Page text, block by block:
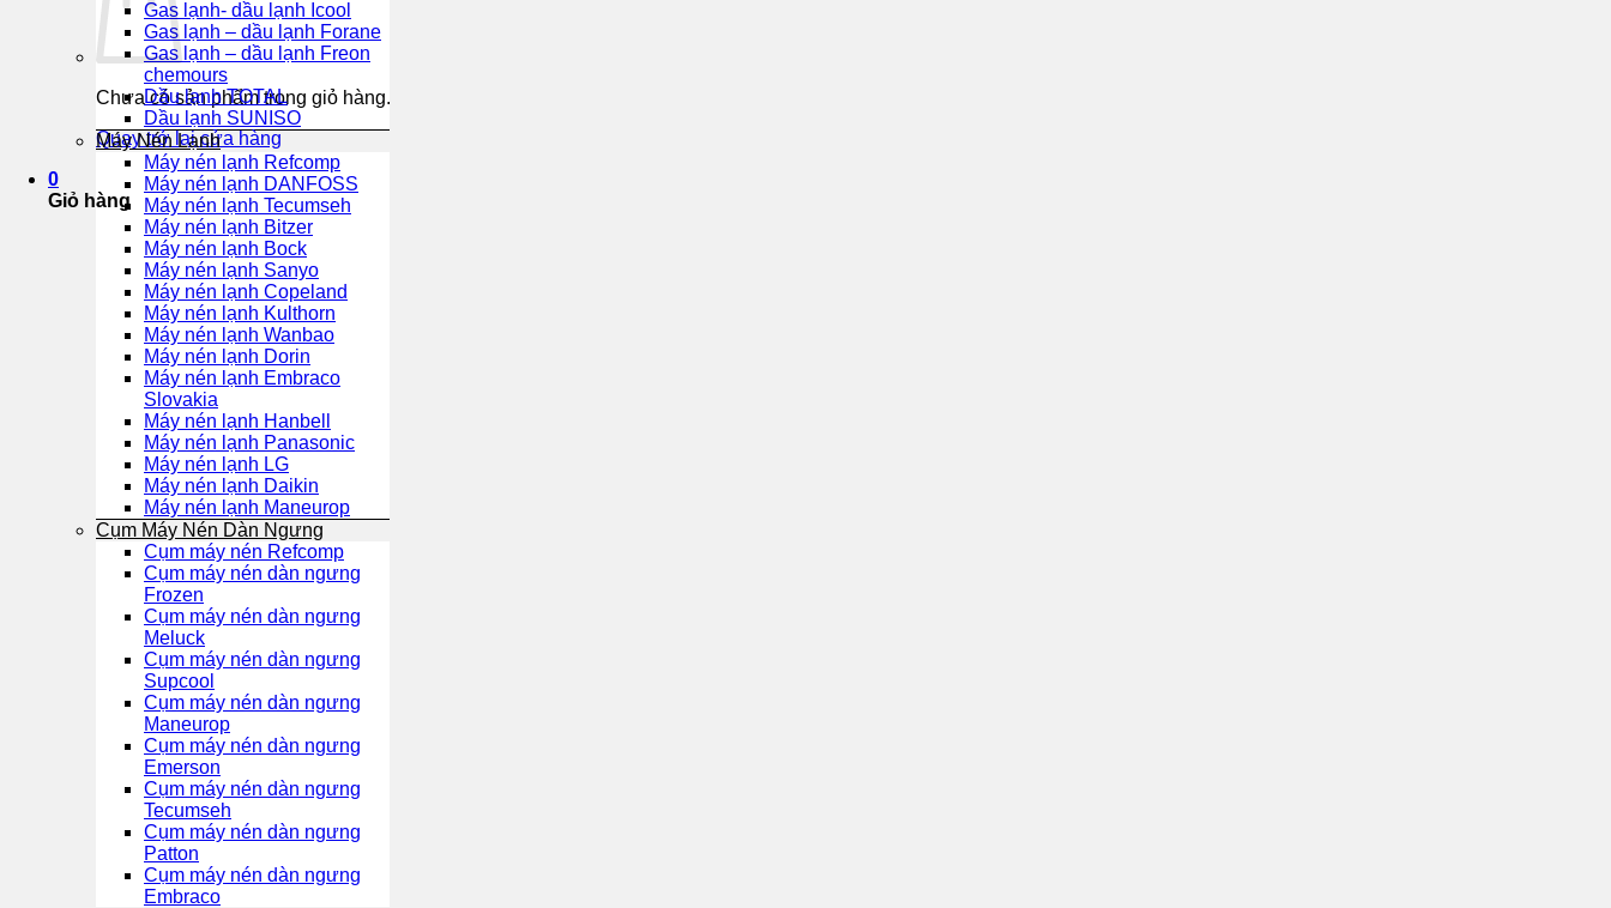
Chưa có sản phẩm trong giỏ hàng.
Quay trở lại cửa hàng
0
Giỏ hàng
Gas lạnh- dầu lạnh Icool
Gas lạnh – dầu lạnh Forane
Gas lạnh – dầu lạnh Freon
chemours
Dầu lạnh TOTAL
Dầu lạnh SUNISO
Máy Nén Lạnh
Máy nén lạnh Refcomp
Máy nén lạnh DANFOSS
Máy nén lạnh Tecumseh
Máy nén lạnh Bitzer
Máy nén lạnh Bock
Máy nén lạnh Sanyo
Máy nén lạnh Copeland
Máy nén lạnh Kulthorn
Máy nén lạnh Wanbao
Máy nén lạnh Dorin
Máy nén lạnh Embraco
Slovakia
Máy nén lạnh Hanbell
Máy nén lạnh Panasonic
Máy nén lạnh LG
Máy nén lạnh Daikin
Máy nén lạnh Maneurop
Cụm Máy Nén Dàn Ngưng
Cụm máy nén Refcomp
Cụm máy nén dàn ngưng
Frozen
Cụm máy nén dàn ngưng
Meluck
Cụm máy nén dàn ngưng
Supcool
Cụm máy nén dàn ngưng
Maneurop
Cụm máy nén dàn ngưng
Emerson
Cụm máy nén dàn ngưng
Tecumseh
Cụm máy nén dàn ngưng
Patton
Cụm máy nén dàn ngưng
Embraco